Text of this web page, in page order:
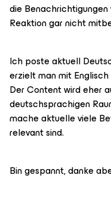
die
Reaktion gar nicht
Ich poste aktuell
erzielt man mit
Der Content wird eher
deutschsprachigen
mache aktuelle viele
relevant sind.
Bin gespannt, danke